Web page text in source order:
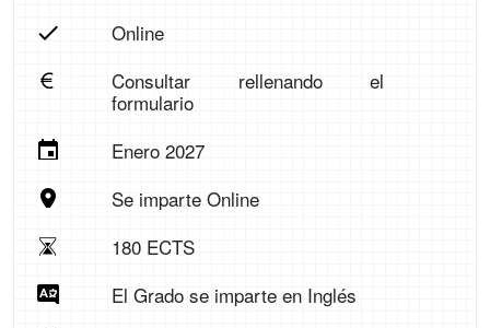
Online
Consultar rellenando el
formulario
Enero 2027
Se imparte Online
180 ECTS
El Grado se imparte en Inglés